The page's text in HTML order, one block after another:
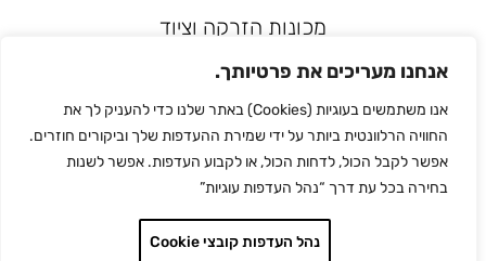
אנחנו מעריכים את פרטיותך.
אנו משתמשים בעוגיות (Cookies) באתר שלנו כדי להעניק לך את
החוויה הרלוונטית ביותר על ידי שמירת ההעדפות שלך וביקורים חוזרים.
אפשר לקבל הכול, לדחות הכול, או לקבוע העדפות. אפשר לשנות
בחירה בכל עת דרך “נהל העדפות עוגיות”
נהל העדפות קובצי Cookie
מכונות הזרקה וציוד
מדפסות תלת מימד
הלחמת פלסטיק
לכל המותגים
צור קשר